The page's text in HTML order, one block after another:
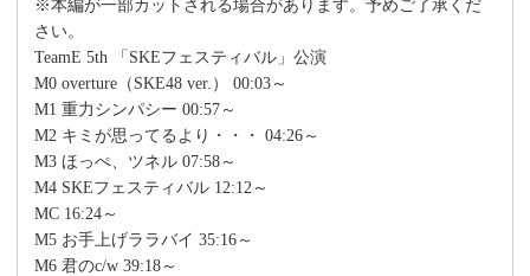
※本編が一部カットされる場合があります。予めご了承くだ
さい。
TeamE 5th 「SKEフェスティバル」公演
M0 overture（SKE48 ver.） 00:03～
M1 重力シンパシー 00:57～
M2 キミが思ってるより・・・ 04:26～
M3 ほっぺ、ツネル 07:58～
M4 SKEフェスティバル 12:12～
MC 16:24～
M5 お手上げララバイ 35:16～
M6 君のc/w 39:18～